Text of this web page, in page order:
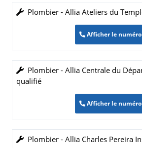
Plombier - Allia Ateliers du
Afficher le numéro
Plombier - Allia Centrale du
qualifié
Afficher le numéro
Plombier - Allia Charles Pereira